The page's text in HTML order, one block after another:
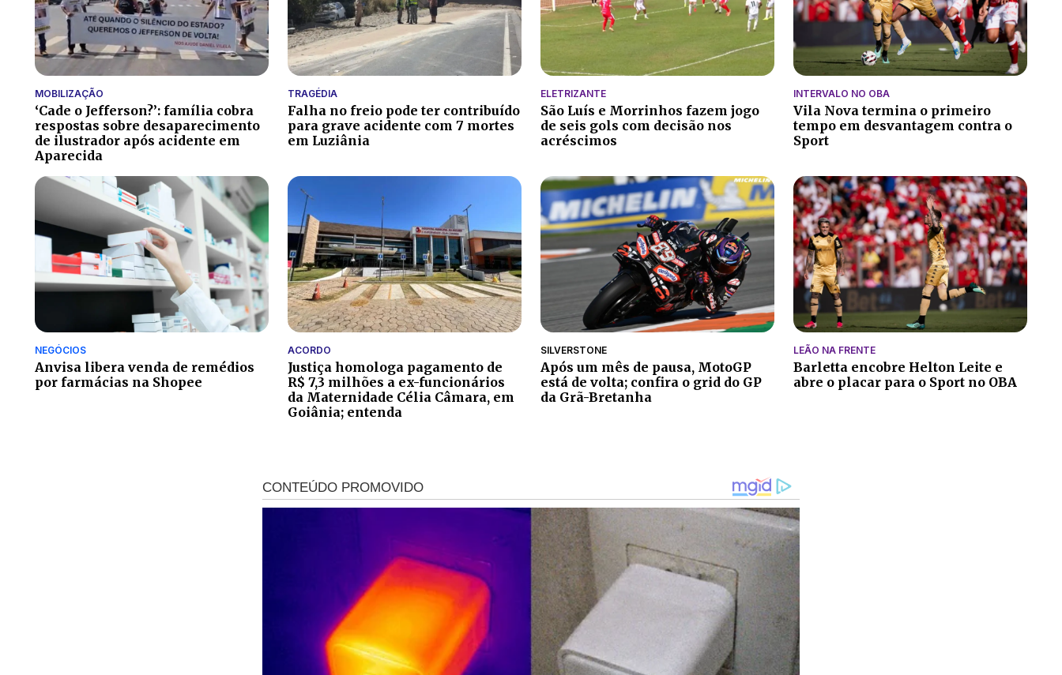
MOBILIZAÇÃO
‘Cade o Jefferson?’: família cobra
respostas sobre desaparecimento
de ilustrador após acidente em
Aparecida
TRAGÉDIA
Falha no freio pode ter contribuído
para grave acidente com 7 mortes
em Luziânia
ELETRIZANTE
São Luís e Morrinhos fazem jogo
de seis gols com decisão nos
acréscimos
INTERVALO NO OBA
Vila Nova termina o primeiro
tempo em desvantagem contra o
Sport
NEGÓCIOS
Anvisa libera venda de remédios
por farmácias na Shopee
ACORDO
Justiça homologa pagamento de
R$ 7,3 milhões a ex-funcionários
da Maternidade Célia Câmara, em
Goiânia; entenda
SILVERSTONE
Após um mês de pausa, MotoGP
está de volta; confira o grid do GP
da Grã-Bretanha
LEÃO NA FRENTE
Barletta encobre Helton Leite e
abre o placar para o Sport no OBA